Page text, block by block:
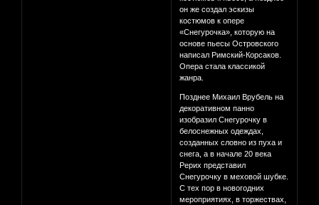
он же создал эскизы
костюмов к опере
«Снегурочка», которую на
основе пьесы Островского
написал Римский-Корсаков.
Опера стала классикой
жанра.
Позднее Михаил Врубель на
декоративном панно
изобразил Снегурочку в
белоснежных одеждах,
созданных словно из пуха и
снега, а в начале 20 века
Рерих представил
Снегурочку в меховой шубке.
С тех пор в новогодних
мероприятиях, в торжествах,